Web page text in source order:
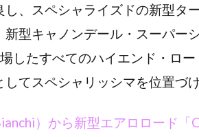
し、スペシャライズドの新型タ
新型キャノンデール・スーパー
したすべてのハイエンド・ロ
てスペシャリッシマを位置づけ
）から新型エアロロード「